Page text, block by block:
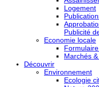
Logement
Publicité
Economie locale
Marchés
Découvrir
Environnement
Ecologie